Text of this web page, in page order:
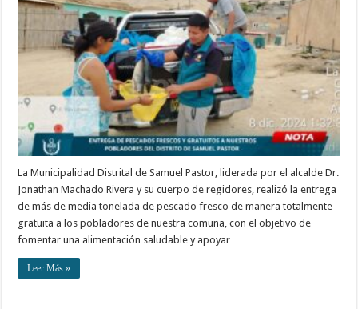
La Municipalidad Distrital de Samuel Pastor, liderada por el alcalde Dr.
Jonathan Machado Rivera y su cuerpo de regidores, realizó la entrega
de más de media tonelada de pescado fresco de manera totalmente
gratuita a los pobladores de nuestra comuna, con el objetivo de
fomentar una alimentación saludable y apoyar …
Leer Más »